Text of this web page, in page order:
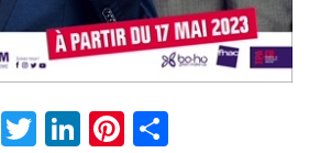
Facebook
Twitter
LinkedIn
Pinterest